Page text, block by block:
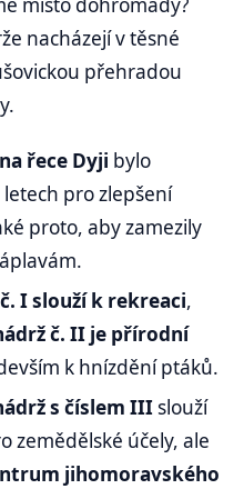
místo dohromady?
nacházejí v těsné
přehradou
řece Dyji bylo
pro zlepšení
proto, aby zamezily
I slouží k rekreaci,
č. II je přírodní
k hnízdění ptáků.
s číslem IIIslouží
zemědělské účely, ale
jihomoravského